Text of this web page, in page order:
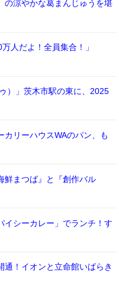
の涼やかな葛まんじゅうを堪
人だよ！全員集合！」
）」茨木市駅の東に、2025
リーハウスWAのパン、も
鮮まつば』と『創作バル
イシーカレー」でランチ！す
通！イオンと立命館いばらき